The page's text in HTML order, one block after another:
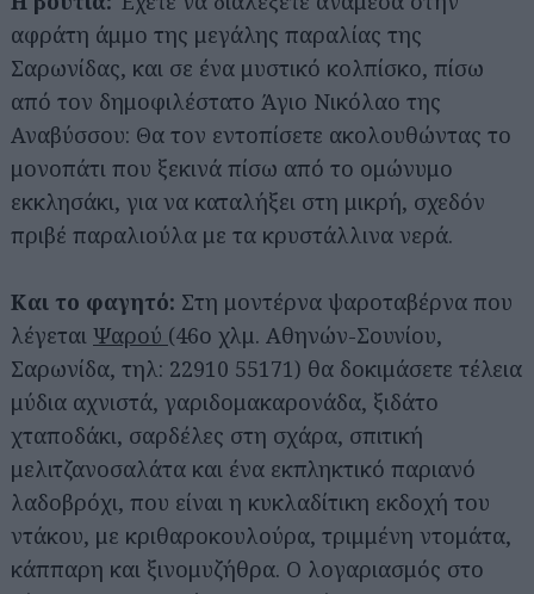
αφράτη άμμο της μεγάλης παραλίας της
Σαρωνίδας, και σε ένα μυστικό κολπίσκο, πίσω
από τον δημοφιλέστατο Άγιο Νικόλαο της
Αναβύσσου: Θα τον εντοπίσετε ακολουθώντας το
μονοπάτι που ξεκινά πίσω από το ομώνυμο
εκκλησάκι, για να καταλήξει στη μικρή, σχεδόν
πριβέ παραλιούλα με τα κρυστάλλινα νερά.
Και το φαγητό: Στη μοντέρνα ψαροταβέρνα που
λέγεται Ψαρού (46ο χλμ. Αθηνών-Σουνίου,
Σαρωνίδα, τηλ: 22910 55171) θα δοκιμάσετε τέλεια
μύδια αχνιστά, γαριδομακαρονάδα, ξιδάτο
χταποδάκι, σαρδέλες στη σχάρα, σπιτική
μελιτζανοσαλάτα και ένα εκπληκτικό παριανό
λαδοβρόχι, που είναι η κυκλαδίτικη εκδοχή του
ντάκου, με κριθαροκουλούρα, τριμμένη ντομάτα,
κάππαρη και ξινομυζήθρα. Ο λογαριασμός στο